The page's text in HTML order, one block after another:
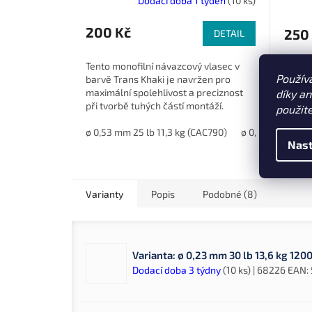
díky
200 Kč DETAIL
Tento monofilní návazcový vlasec v
barvě Trans Khaki je navržen pro
maximální spolehlivost a preciznost
při tvorbě tuhých částí montáží.
krimpovacími...
ø 0,53 mm 25 lb 11,3 kg (CAC790) ø 0,64 mm 35 lb
250
a
Varianty Popis Podobné (8)
Varianta: ø 0,23 mm 30 lb 13,6 kg
Dodací doba 3 týdny(10 ks) | 68226 EAN: